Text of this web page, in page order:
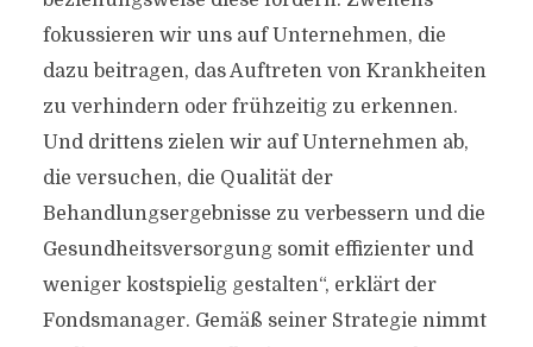
fokussieren wir uns auf Unternehmen, die
dazu beitragen, das Auftreten von Krankheiten
zu verhindern oder frühzeitig zu erkennen.
Und drittens zielen wir auf Unternehmen ab,
die versuchen, die Qualität der
Behandlungsergebnisse zu verbessern und die
Gesundheitsversorgung somit effizienter und
weniger kostspielig gestalten“, erklärt der
Fondsmanager. Gemäß seiner Strategie nimmt